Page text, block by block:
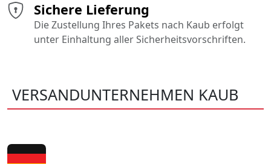
Sichere Lieferung
Die Zustellung Ihres Pakets nach Kaub erfolgt
unter Einhaltung aller Sicherheitsvorschriften.
VERSANDUNTERNEHMEN KAUB